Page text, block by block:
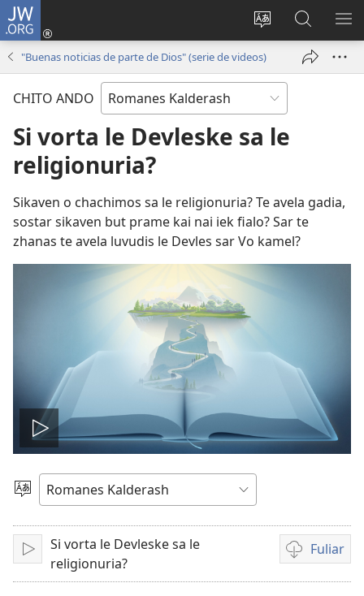
JW.ORG
Cambiar
idioma
del sitio
De
andre
(abre
una
nueva
So
rodian
ande
"Buenas noticias de parte de Dios" (serie de videos)
CHITO ANDO
Si vorta le Devleske sa le
religionuria?
Sikaven o chachimos sa le religionuria? Te avela gadia,
sostar sikaven but prame kai nai iek fialo? Sar te
zhanas te avela luvudis le Devles sar Vo kamel?
Dikh
o
Video
Alosar
shib
Tho
Si vorta le Devleske sa le
religionuria?
Fuliar
Opciones
de